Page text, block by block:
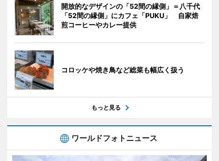
開放的なデザインの「52間の縁側」＝八千代
「52間の縁側」にカフェ「PUKU」 自家焙
煎コーヒーやカレー提供
コロッケや焼き鳥など総菜も幅広く扱う
もっと見る
ワールドフォトニュース